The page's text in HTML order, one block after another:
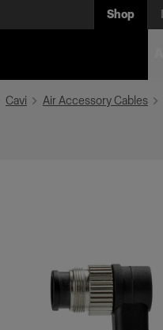
Shop
Cavi Air Accessory Cables